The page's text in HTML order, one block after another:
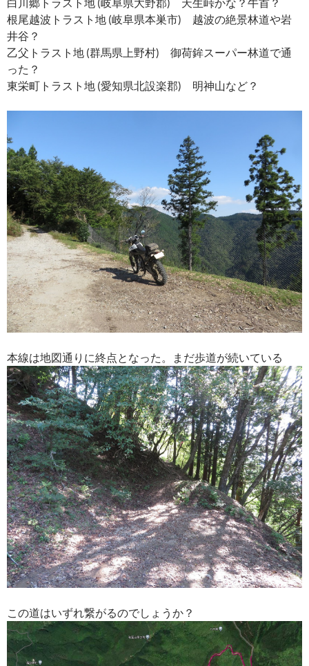
根尾越波トラスト地 (岐阜県本巣市) 越波の絶景林道や岩
井谷？
乙父トラスト地 (群馬県上野村) 御荷鉾スーパー林道で通
った？
東栄町トラスト地 (愛知県北設楽郡) 明神山など？
本線は地図通りに終点となった。まだ歩道が続いている
この道はいずれ繋がるのでしょうか？